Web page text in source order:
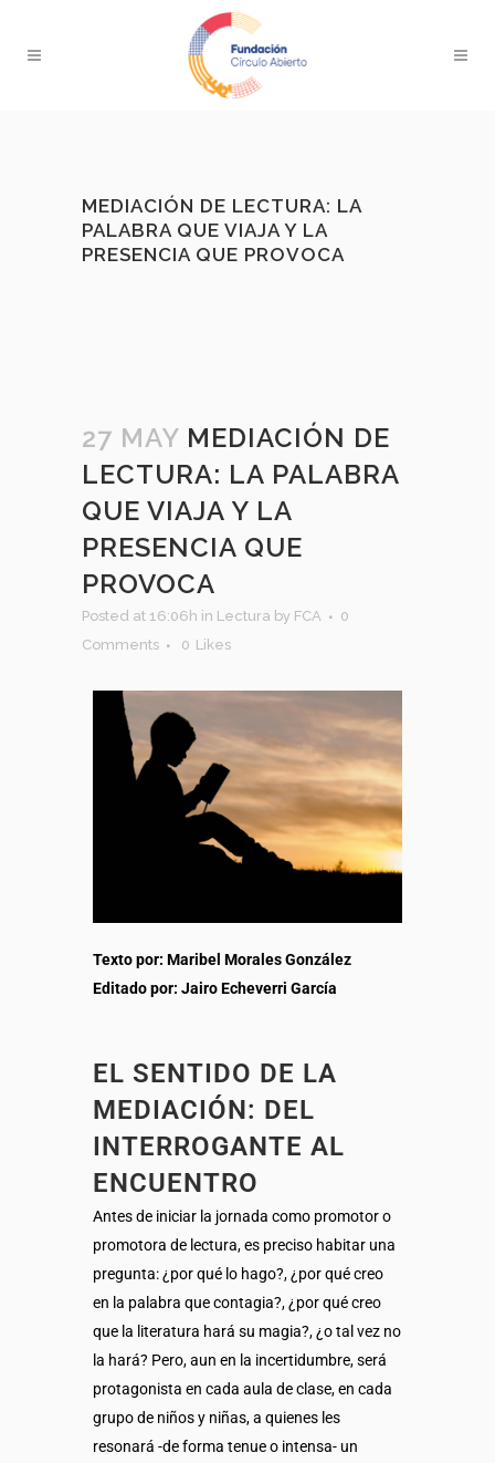
MEDIACIÓN DE LECTURA: LA
PALABRA QUE VIAJA Y LA
PRESENCIA QUE PROVOCA
27 MAY MEDIACIÓN DE
LECTURA: LA PALABRA
QUE VIAJA Y LA
PRESENCIA QUE
PROVOCA
Posted at 16:06h in Lectura by FCA
0
Comments
0 Likes
Texto por: Maribel Morales González
Editado por: Jairo Echeverri García
EL SENTIDO DE LA
MEDIACIÓN: DEL
INTERROGANTE AL
ENCUENTRO
Antes de iniciar la jornada como promotor o
promotora de lectura, es preciso habitar una
pregunta: ¿por qué lo hago?, ¿por qué creo
en la palabra que contagia?, ¿por qué creo
que la literatura hará su magia?, ¿o tal vez no
la hará? Pero, aun en la incertidumbre, será
protagonista en cada aula de clase, en cada
grupo de niños y niñas, a quienes les
resonará -de forma tenue o intensa- un